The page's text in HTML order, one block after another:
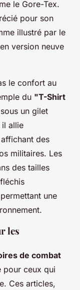
le Gore-Tex.
pour son
illustré par le
version neuve
le confort au
du "T-Shirt
un gilet
il allie
des
militaires. Les
des tailles
une
les
de combat
pour ceux qui
Ces articles,